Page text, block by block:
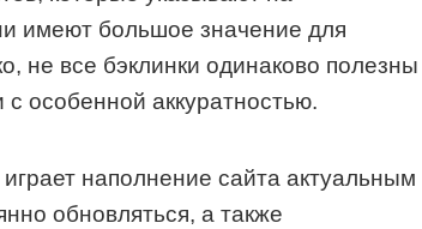
имеют большое значение для
не все бэклинки одинаково полезны
особенной аккуратностью.
наполнение сайта актуальным
обновляться, а также